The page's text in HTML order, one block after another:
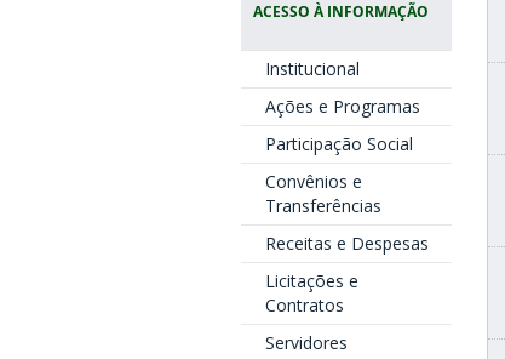
ACESSO À INFORMAÇÃO
Institucional
Ações e Programas
Participação Social
Convênios e
Transferências
Receitas e Despesas
Licitações e
Contratos
Servidores